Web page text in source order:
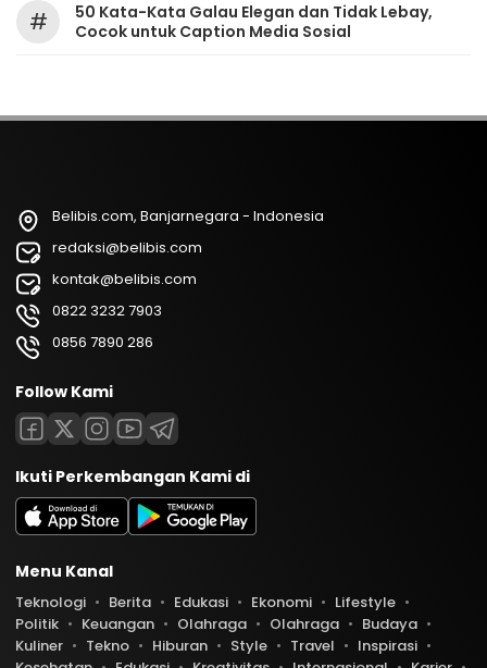
#
50 Kata-Kata Galau Elegan dan Tidak Lebay,
Cocok untuk Caption Media Sosial
Belibis.com, Banjarnegara - Indonesia
redaksi@belibis.com
kontak@belibis.com
0822 3232 7903
0856 7890 286
Follow Kami
Ikuti Perkembangan Kami di
Menu Kanal
Teknologi Berita Edukasi Ekonomi
Lifestyle
Politik
Keuangan Olahraga Olahraga
Budaya
Kuliner
Tekno Hiburan Style Travel
Inspirasi